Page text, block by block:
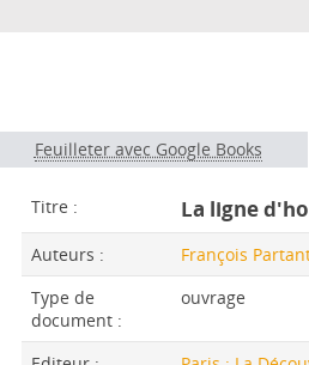
Feuilleter avec Google Books
Titre : La ligne
Auteurs : François
Type de
document :
ouvrage